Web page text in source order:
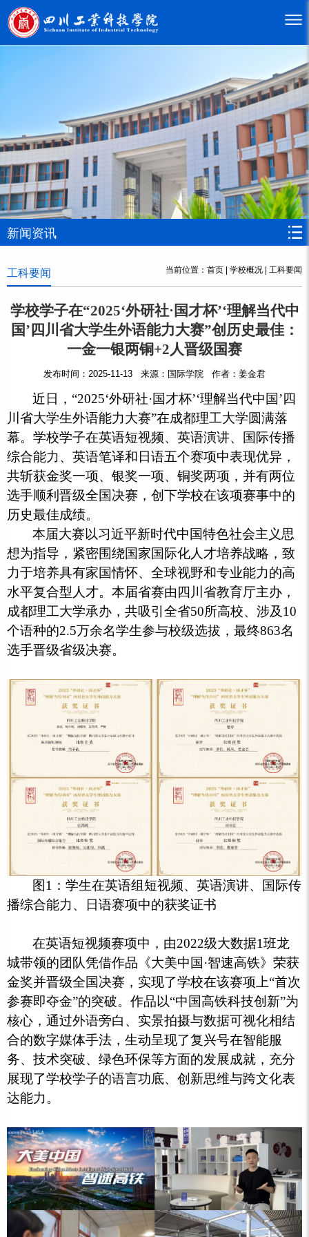
新闻资讯
工科要闻 当前位置： 首页 | 学校概况 | 工科要闻
学校学子在“2025‘外研社·国才杯’‘理解当代中
国’四川省大学生外语能力大赛”创历史最佳：
一金一银两铜+2人晋级国赛
发布时间：2025-11-13 来源：国际学院 作者：姜金君
近日，“2025‘外研社·国才杯’‘理解当代中国’四
川省大学生外语能力大赛”在成都理工大学圆满落
幕。学校学子在英语短视频、英语演讲、国际传播
综合能力、英语笔译和日语五个赛项中表现优异，
共斩获金奖一项、银奖一项、铜奖两项，并有两位
选手顺利晋级全国决赛，创下学校在该项赛事中的
历史最佳成绩。
本届大赛以习近平新时代中国特色社会主义思
想为指导，紧密围绕国家国际化人才培养战略，致
力于培养具有家国情怀、全球视野和专业能力的高
水平复合型人才。本届省赛由四川省教育厅主办，
成都理工大学承办，共吸引全省50所高校、涉及10
个语种的2.5万余名学生参与校级选拔，最终863名
选手晋级省级决赛。
图1：学生在英语组短视频、英语演讲、国际传
播综合能力、日语赛项中的获奖证书
在英语短视频赛项中，由2022级大数据1班龙
城带领的团队凭借作品《大美中国·智速高铁》荣获
金奖并晋级全国决赛，实现了学校在该赛项上“首次
参赛即夺金”的突破。作品以“中国高铁科技创新”为
核心，通过外语旁白、实景拍摄与数据可视化相结
合的数字媒体手法，生动呈现了复兴号在智能服
务、技术突破、绿色环保等方面的发展成就，充分
展现了学校学子的语言功底、创新思维与跨文化表
达能力。